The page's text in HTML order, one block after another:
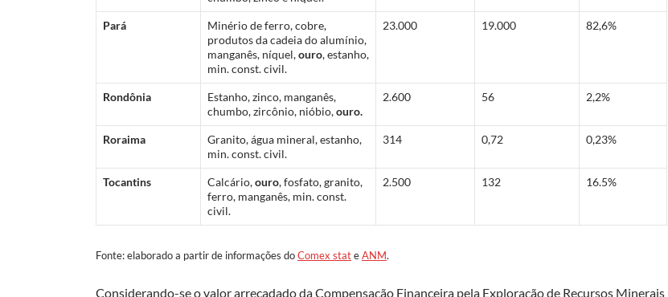
Pará
Minério de ferro, cobre,
produtos da cadeia do alumínio,
manganês, níquel,ouro, estanho,
min. const. civil.
23.000 19.000 82,6%
Rondônia
Estanho, zinco, manganês,
chumbo, zircônio, nióbio,ouro.
2.600 56 2,2%
Roraima
Granito, água mineral, estanho,
min. const. civil.
314 0,72 0,23%
Tocantins Calcário,ouro, fosfato, granito,
ferro, manganês, min. const.
civil.
2.500 132 16.5%
Fonte: elaborado a partir de informações doComex stateANM.
Considerando-se o valor arrecadado da Compensação Financeira pela Exploração de Recursos Minerais